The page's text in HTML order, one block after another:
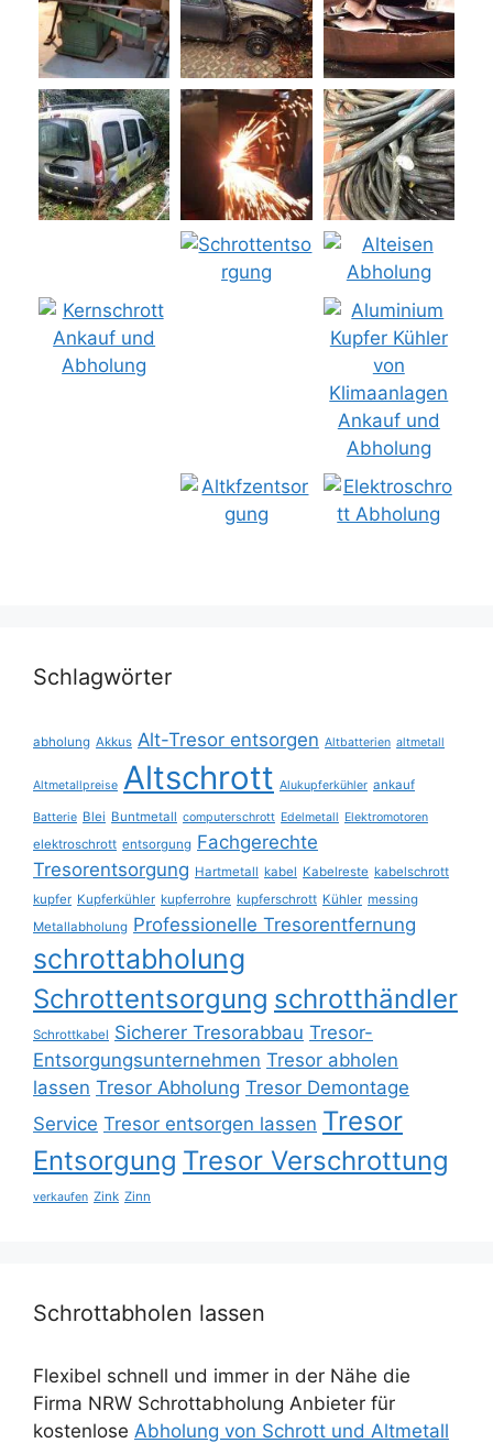
Schlagwörter
abholung Akkus Alt-Tresor entsorgen Altbatterien altmetall
Altmetallpreise Altschrott Alukupferkühler ankauf
Batterie Blei Buntmetall computerschrott Edelmetall Elektromotoren
elektroschrott entsorgung Fachgerechte
Tresorentsorgung Hartmetall kabel Kabelreste kabelschrott
kupfer Kupferkühler kupferrohre kupferschrott Kühler messing
Metallabholung Professionelle Tresorentfernung
schrottabholung
Schrottentsorgung schrotthändler
Schrottkabel Sicherer Tresorabbau Tresor-
Entsorgungsunternehmen Tresor abholen
lassen Tresor Abholung Tresor Demontage
Service Tresor entsorgen lassen Tresor
Entsorgung Tresor Verschrottung
verkaufen Zink Zinn
Schrottabholen lassen
Flexibel schnell und immer in der Nähe die
Firma NRW Schrottabholung Anbieter für
kostenlose Abholung von Schrott und Altmetall